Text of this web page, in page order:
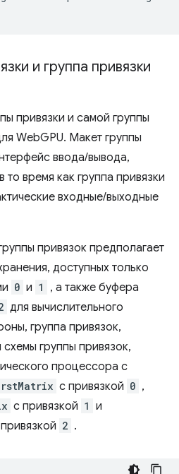
и группа привязки
привязки и самой группы
WebGPU. Макет группы
ввода/вывода,
время как группа привязки
входные/выходные
привязок предполагает
доступных только
0 и 1
, а также буфера
для вычислительного
группа привязок,
группы привязок,
процессора с
с привязкой 0 ,
с привязкой 1 и
2 .